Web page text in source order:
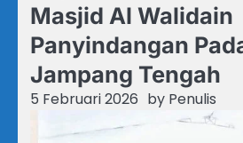
Masjid Al Walidain
Panyindangan
Jampang Tengah
5 Februari 2026 by Penulis